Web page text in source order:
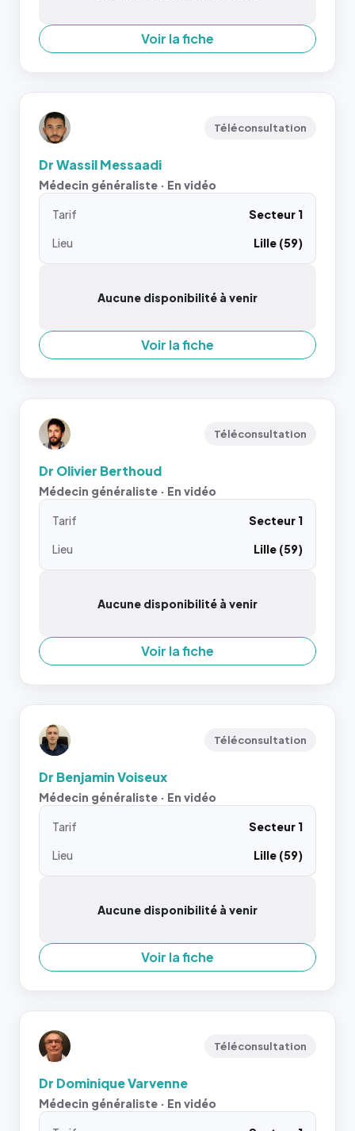
Voir la fiche
Téléconsultation
Dr Wassil Messaadi
Médecin généraliste · En vidéo
Tarif
Secteur 1
Lieu
Lille (59)
Aucune disponibilité à venir
Voir la fiche
Téléconsultation
Dr Olivier Berthoud
Médecin généraliste · En vidéo
Tarif
Secteur 1
Lieu
Lille (59)
Aucune disponibilité à venir
Voir la fiche
Téléconsultation
Dr Benjamin Voiseux
Médecin généraliste · En vidéo
Tarif
Secteur 1
Lieu
Lille (59)
Aucune disponibilité à venir
Voir la fiche
Téléconsultation
Dr Dominique Varvenne
Médecin généraliste · En vidéo